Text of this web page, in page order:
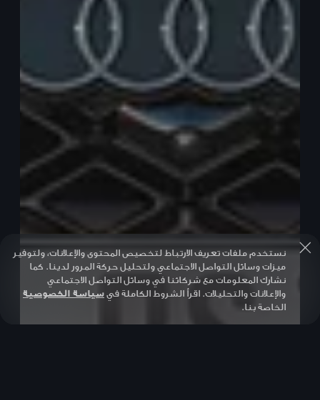
نستخدم ملفات تعريف الارتباط لتخصيص المحتوى والإعلانات، ولتوفير
ميزات وسائل التواصل الاجتماعي ولتحليل حركة المرور لدينا. كما
نشارك المعلومات مع شركائنا في وسائل التواصل الاجتماعي
والإعلانات والتحليلات. اقرأ الشروط الكاملة فيسياسة الخصوصية
الخاصة بنا.